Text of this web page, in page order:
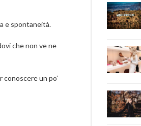
e spontaneità.
che non ve ne
un po’